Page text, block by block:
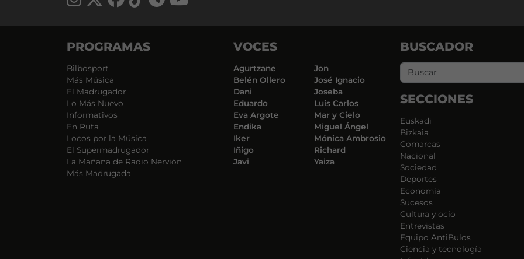
PROGRAMAS
Bilbosport
Más Música
El Madrugador
Lo Más Nuevo
Informativos
En Ruta
Locos por la Música
El Supermadrugador
La Mañana de Radio Nervión
Más Madrugada
VOCES
Agurtzane
Belén Ollero
Dani
Eduardo
Eva Argote
Endika
Iker
Iñigo
Javi
Jon
José Ignacio
Joseba
Luis Carlos
Mar y Cielo
Miguel Ángel
Mónica Ambrosio
Richard
Yaiza
BUSCADOR
SECCIONES
Euskadi
Bizkaia
Comarcas
Nacional
Sociedad
Deportes
Economía
Sucesos
Cultura y ocio
Entrevistas
Equipo AntiBulos
Ciencia y tecnología